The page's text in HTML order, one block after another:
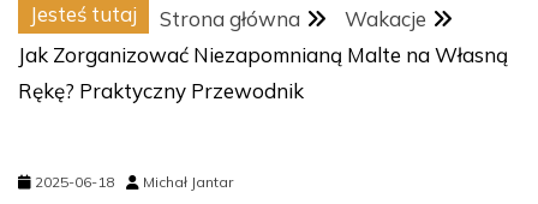
Jesteś tutaj Strona główna
Wakacje
Jak Zorganizować Niezapomnianą Malte na Własną
Rękę? Praktyczny Przewodnik
2025-06-18 Michał Jantar